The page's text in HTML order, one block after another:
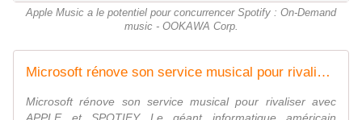
Apple Music a le potentiel pour concurrencer Spotify : On-Demand
music - OOKAWA Corp.
Microsoft rénove son service musical pour rivaliser avec APPLE et SPOTIFY - OOKAWA Corp.
Microsoft rénove son service musical pour rivaliser avec